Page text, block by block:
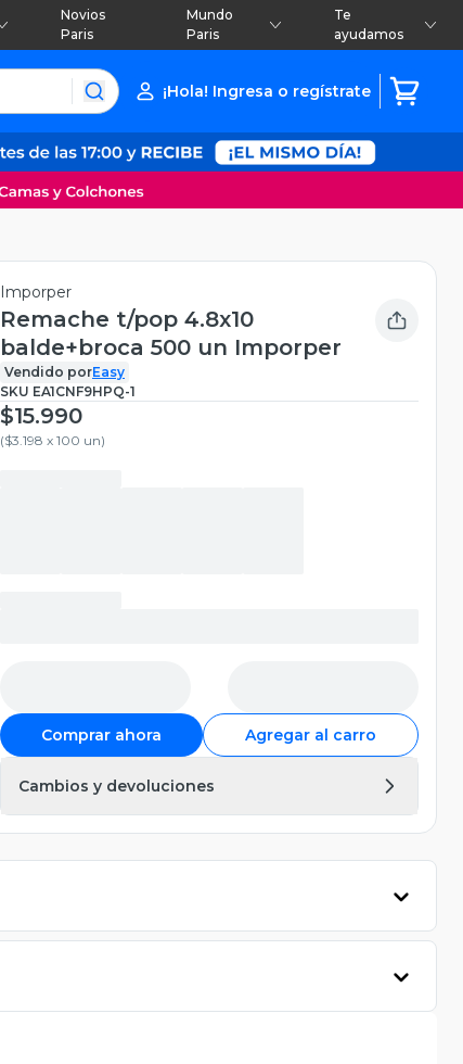
Novios
Paris
Mundo
Paris
Te
ayudamos
¡Hola! Ingresa o regístrate
Imporper
Remache t/pop 4.8x10
balde+broca 500 un Imporper
Vendido porEasy
SKU EA1CNF9HPQ-1
$15.990
($3.198 x 100 un)
Comprar ahora Agregar al carro
Cambios y devoluciones